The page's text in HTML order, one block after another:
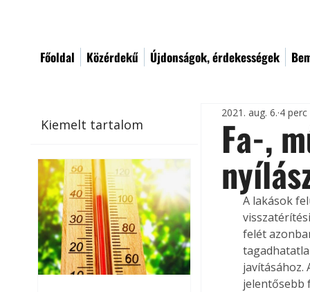
Főoldal Közérdekű Újdonságok, érdekességek
Kiemelt tartalom Fa-,
2021. aug. 6. 4
A lakások
felét
javításához.
jelentősebb